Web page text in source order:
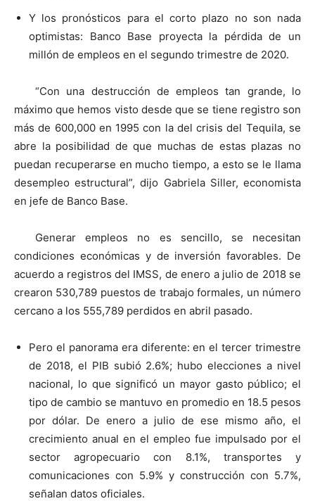
Y los pronósticos para el corto plazo no son nada
optimistas: Banco Base proyecta la pérdida de un
millón de empleos en el segundo trimestre de 2020.
“Con una destrucción de empleos tan grande, lo
máximo que hemos visto desde que se tiene registro son
más de 600,000 en 1995 con la del crisis del Tequila, se
abre la posibilidad de que muchas de estas plazas no
puedan recuperarse en mucho tiempo, a esto se le llama
desempleo estructural”, dijo Gabriela Siller, economista
en jefe de Banco Base.
Generar empleos no es sencillo, se necesitan
condiciones económicas y de inversión favorables. De
acuerdo a registros del IMSS, de enero a julio de 2018 se
crearon 530,789 puestos de trabajo formales, un número
cercano a los 555,789 perdidos en abril pasado.
Pero el panorama era diferente: en el tercer trimestre
de 2018, el PIB subió 2.6%; hubo elecciones a nivel
nacional, lo que significó un mayor gasto público; el
tipo de cambio se mantuvo en promedio en 18.5 pesos
por dólar. De enero a julio de ese mismo año, el
crecimiento anual en el empleo fue impulsado por el
sector agropecuario con 8.1%, transportes y
comunicaciones con 5.9% y construcción con 5.7%,
señalan datos oficiales.